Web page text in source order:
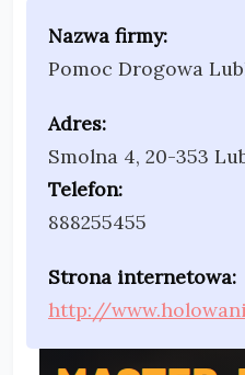
Nazwa firmy:
Pomoc Drogowa
Adres:
Smolna 4, 20-353
Telefon:
888255455
Strona internetowa:
http://